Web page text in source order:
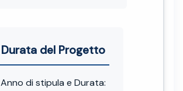
Durata del Progetto
Anno di stipula e Durata: